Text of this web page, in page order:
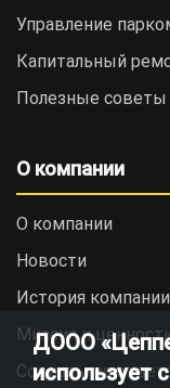
Управление
Капитальный
Полезные советы
О компании
О компании
Новости
История компании
Миссия и
Социальная
ДООО
использует